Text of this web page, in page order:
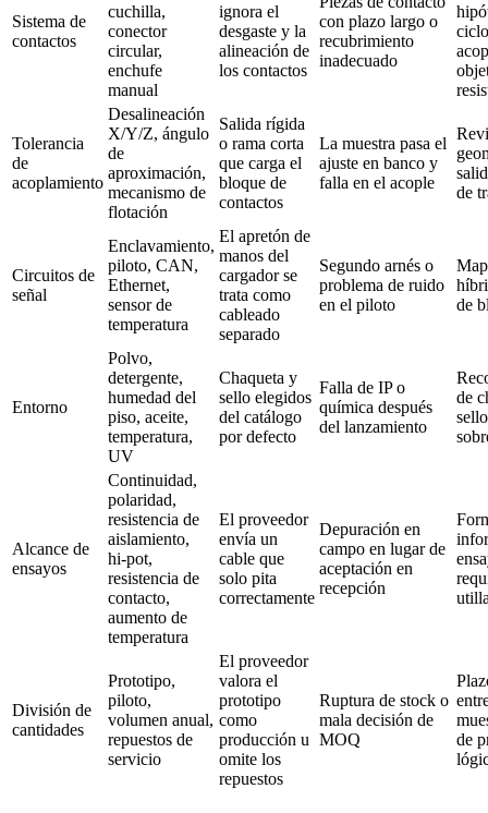
Sistema de
contactos
cuchilla,
conector
circular,
enchufe
manual
ignora el
desgaste y la
alineación de
los contactos
con plazo largo o
recubrimiento
inadecuado
Tolerancia
de
acoplamiento
Desalineación
X/Y/Z, ángulo
de
aproximación,
mecanismo de
flotación
Salida rígida
o rama corta
que carga el
bloque de
contactos
La muestra pasa el
ajuste en banco y
falla en el acople
de
Circuitos de
señal
Enclavamiento,
piloto, CAN,
Ethernet,
sensor de
temperatura
El apretón de
manos del
cargador se
trata como
cableado
separado
Segundo arnés o
problema de ruido
en el piloto
de
Entorno
Polvo,
detergente,
humedad del
piso, aceite,
temperatura,
UV
Chaqueta y
sello elegidos
del catálogo
por defecto
Falla de IP o
química después
del lanzamiento
de
Alcance de
ensayos
Continuidad,
polaridad,
resistencia de
aislamiento,
hi‑pot,
resistencia de
contacto,
aumento de
temperatura
El proveedor
envía un
cable que
solo pita
correctamente
Depuración en
campo en lugar de
aceptación en
recepción
División de
cantidades
Prototipo,
piloto,
volumen anual,
repuestos de
servicio
El proveedor
valora el
prototipo
como
producción u
omite los
repuestos
Ruptura de stock o
mala decisión de
MOQ
de